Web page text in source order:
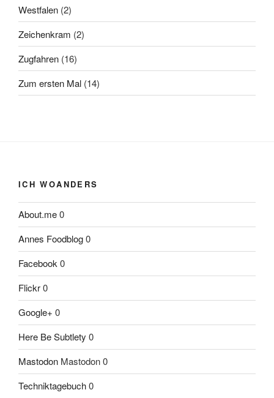
Westfalen (2)
Zeichenkram (2)
Zugfahren (16)
Zum ersten Mal (14)
ICH WOANDERS
About.me0
Annes Foodblog0
Facebook0
Flickr0
Google+ 0
Here Be Subtlety 0
Mastodon Mastodon 0
Techniktagebuch0